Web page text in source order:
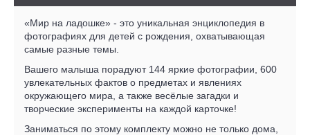
«Мир на ладошке» - это уникальная энциклопедия в
фотографиях для детей с рождения, охватывающая
самые разные темы.
Вашего малыша порадуют 144 яркие фотографии, 600
увлекательных фактов о предметах и явлениях
окружающего мира, а также весёлые загадки и
творческие эксперименты на каждой карточке!
Заниматься по этому комплекту можно не только дома,